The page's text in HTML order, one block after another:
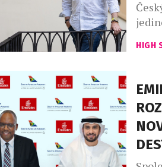
HIGH